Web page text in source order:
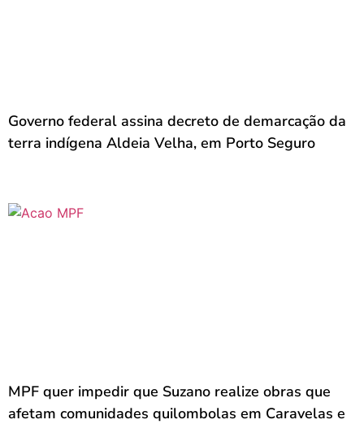
Governo federal assina decreto de demarcação da
terra indígena Aldeia Velha, em Porto Seguro
MPF quer impedir que Suzano realize obras que
afetam comunidades quilombolas em Caravelas e